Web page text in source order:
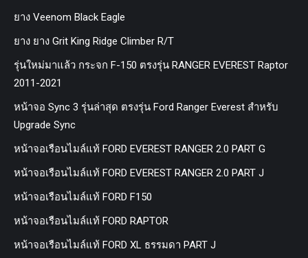
ยาง Veenom Black Eagle
ยาง ยาง Grit King Ridge Climber R/T
รุ่นใหม่มาแล้ว กระจก F-150 ตรงรุ่น RANGER EVEREST Raptor
2011-2021
หน้าจอ Sync 3 รุ่นล่าสุด ตรงรุ่น Ford Ranger Everest สำหรับ
Upgrade Sync
หน้าจอเรือนไมล์แท้ FORD EVEREST RANGER 2.0 PART G
หน้าจอเรือนไมล์แท้ FORD EVEREST RANGER 2.0 PART J
หน้าจอเรือนไมล์แท้ FORD F150
หน้าจอเรือนไมล์แท้ FORD RAPTOR
หน้าจอเรือนไมล์แท้ FORD XL ธรรมดา PART J